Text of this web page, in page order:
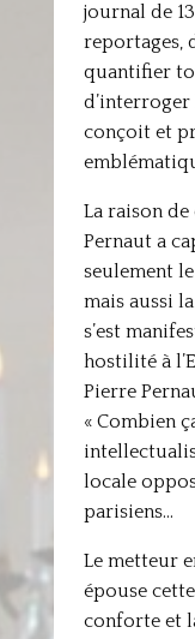
journal de
reportages,
quantifier
conçoit et
La raison de
Pernaut a
seulement
mais aussi
s’est
hostilité à
Pierre
« Combien
locale
parisiens…
Le metteur
épouse
conforte et